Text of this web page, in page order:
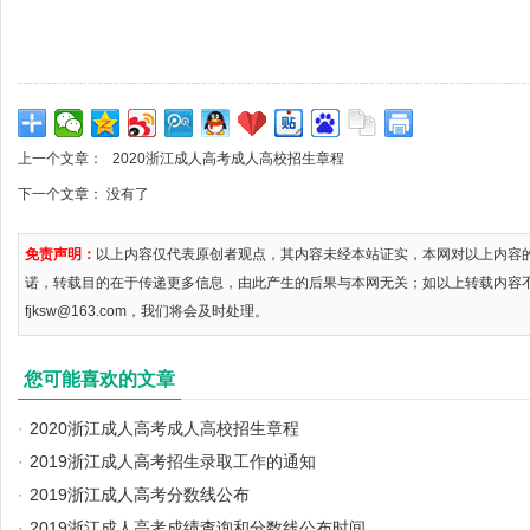
上一个文章： 2020浙江成人高考成人高校招生章程
下一个文章： 没有了
免责声明： 以上内容仅代表原创者观点，其内容未经本站证实，本网对以上内
诺，转载目的在于传递更多信息，由此产生的后果与本网无关；如以上转载内容
fjksw@163.com，我们将会及时处理。
您可能喜欢的文章
· 2020浙江成人高考成人高校招生章程
· 2019浙江成人高考招生录取工作的通知
· 2019浙江成人高考分数线公布